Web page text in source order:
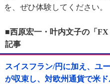
を、ぜひ体験してください。
■西原宏一・叶内文子の「
記事
スイスフラン/円に加え、ユ
が収束し、対欧州通貨で米